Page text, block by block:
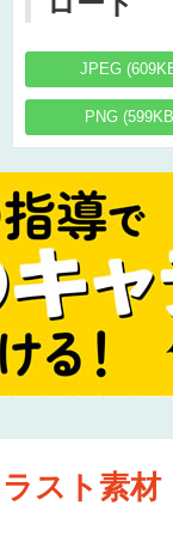
JPEG
PNG
スト素材